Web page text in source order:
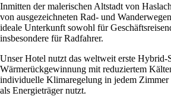
Inmitten der malerischen Altstadt von
von ausgezeichneten Rad- und
ideale Unterkunft sowohl für
insbesondere für Radfahrer.
Unser Hotel nutzt das weltweit erste Hybrid-
Wärmerückgewinnung mit reduziertem
individuelle Klimaregelung in jedem Zimmer
als Energieträger nutzt.